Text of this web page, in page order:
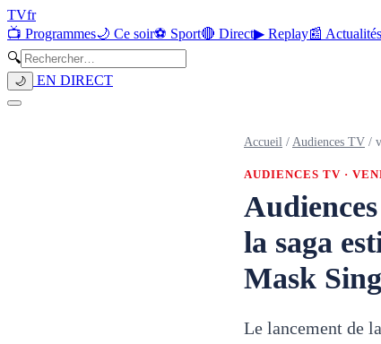
TVfr
📺 Programmes🌙 Ce soir⚽ Sport🔴 Direct▶ Replay📰 Actualités
🔍
🌙 EN DIRECT
Accueil / Audiences TV /
AUDIENCES TV ·
la saga
Mask
Le lancement de